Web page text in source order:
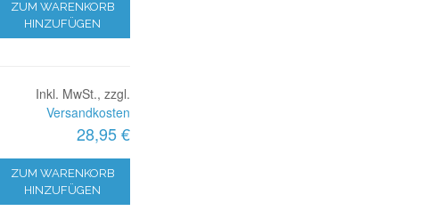
ZUM WARENKORB
HINZUFÜGEN
Inkl. MwSt., zzgl.
Versandkosten
28,95 €
ZUM WARENKORB
HINZUFÜGEN